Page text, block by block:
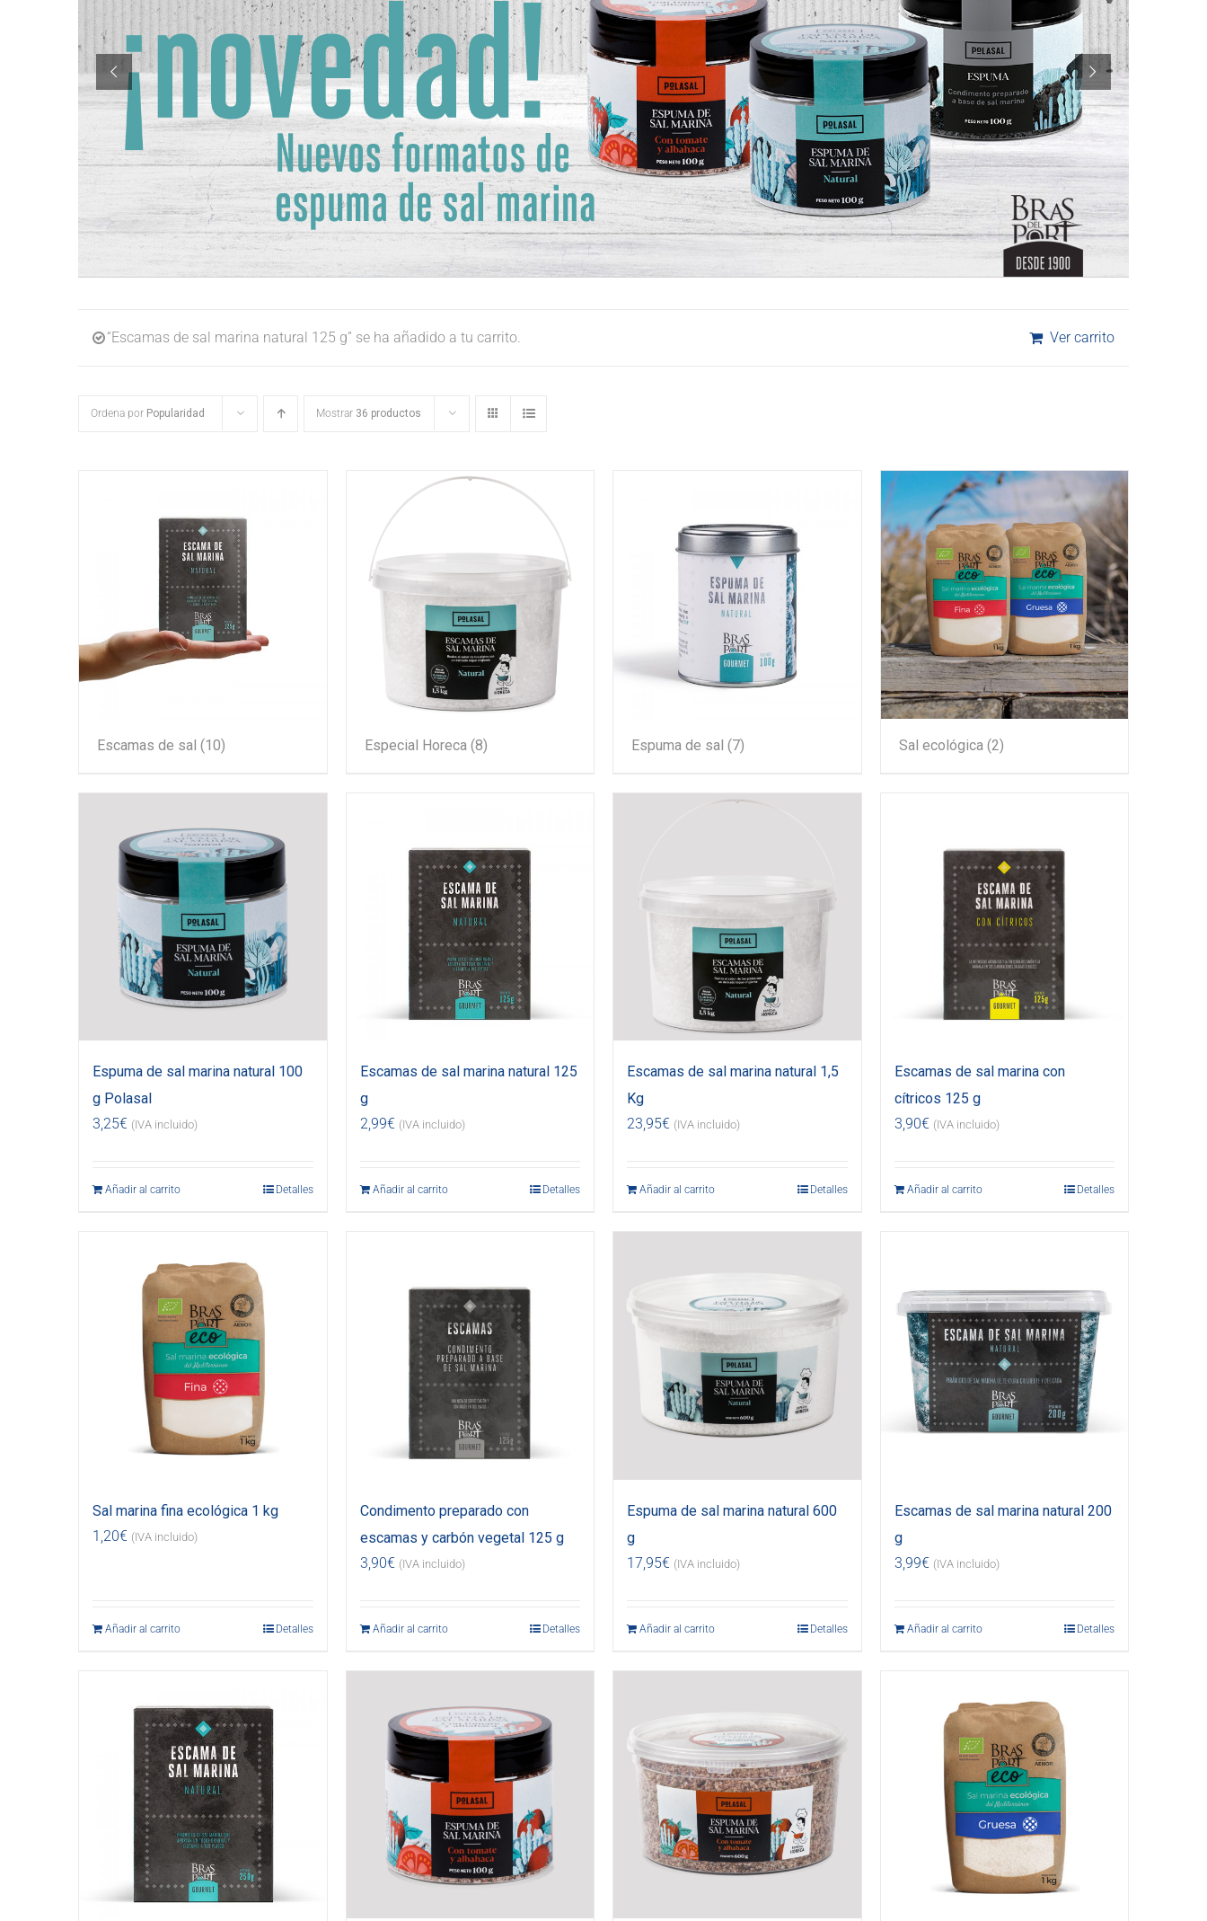
“Escamas de sal marina natural 125 g” se ha añadido a tu carrito. Ver carrito
Ordena por Popularidad Mostrar 36 productos
Escamas de sal (10) Especial Horeca (8) Espuma de sal (7) Sal ecológica (2)
Espuma de sal marina natural 100
g Polasal
3,25€ (IVA incluido)
Añadir al carrito Detalles
Escamas de sal marina natural 125
g
2,99€ (IVA incluido)
Añadir al carrito Detalles
Escamas de sal marina natural 1,5
Kg
23,95€ (IVA incluido)
Añadir al carrito Detalles
Escamas de sal marina con
cítricos 125 g
3,90€ (IVA incluido)
Añadir al carrito Detalles
Sal marina fina ecológica 1 kg
1,20€ (IVA incluido)
Añadir al carrito Detalles
Condimento preparado con
escamas y carbón vegetal 125 g
3,90€ (IVA incluido)
Añadir al carrito Detalles
Espuma de sal marina natural 600
g
17,95€ (IVA incluido)
Añadir al carrito Detalles
Escamas de sal marina natural 200
g
3,99€ (IVA incluido)
Añadir al carrito Detalles